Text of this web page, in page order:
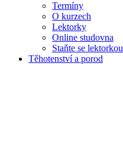
Termíny
O kurzech
Lektorky
Online studovna
Staňte se lektorkou
Těhotenství a porod